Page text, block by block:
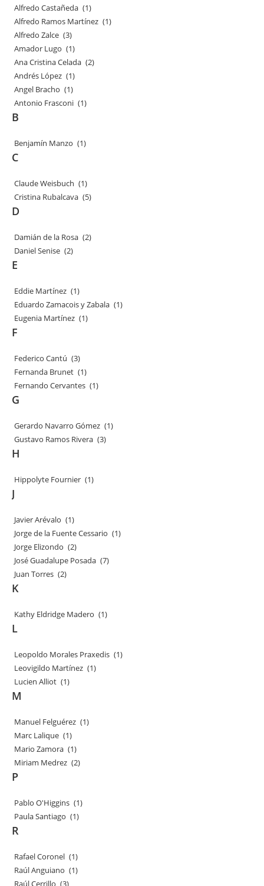
Alfredo Castañeda (1)
Alfredo Ramos Martínez (1)
Alfredo Zalce (3)
Amador Lugo (1)
Ana Cristina Celada (2)
Andrés López (1)
Angel Bracho (1)
Antonio Frasconi (1)
B
Benjamín Manzo (1)
C
Claude Weisbuch (1)
Cristina Rubalcava (5)
D
Damián de la Rosa (2)
Daniel Senise (2)
E
Eddie Martínez (1)
Eduardo Zamacois y Zabala (1)
Eugenia Martínez (1)
F
Federico Cantú (3)
Fernanda Brunet (1)
Fernando Cervantes (1)
G
Gerardo Navarro Gómez (1)
Gustavo Ramos Rivera (3)
H
Hippolyte Fournier (1)
J
Javier Arévalo (1)
Jorge de la Fuente Cessario (1)
Jorge Elizondo (2)
José Guadalupe Posada (7)
Juan Torres (2)
K
Kathy Eldridge Madero (1)
L
Leopoldo Morales Praxedis (1)
Leovigildo Martínez (1)
Lucien Alliot (1)
M
Manuel Felguérez (1)
Marc Lalique (1)
Mario Zamora (1)
Miriam Medrez (2)
P
Pablo O'Higgins (1)
Paula Santiago (1)
R
Rafael Coronel (1)
Raúl Anguiano (1)
Raúl Cerrillo (3)